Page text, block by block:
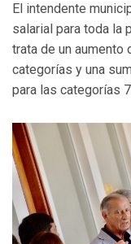
El intendente
salarial para toda la
trata de un aumento
categorías y una
para las categorías